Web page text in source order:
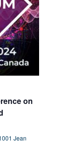
on
Jean